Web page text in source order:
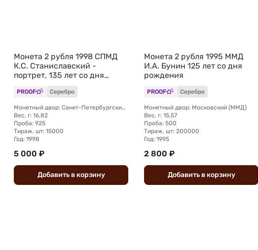
Монета 2 рубля 1998 СПМД
К.С. Станиславский -
портрет, 135 лет со дня
рождения
PROOF Серебро
Монетный двор: Санкт-Петербургский (СПМД)
Вес, г: 16,82
Проба: 925
Тираж, шт: 15000
Год: 1998
5 000 ₽
Добавить вкорзину
Монета 2 рубля 1995 ММД
И.А. Бунин 125 лет со дня
рождения
PROOF Серебро
Монетный двор: Московский (ММД)
Вес, г: 15,57
Проба: 500
Тираж, шт: 200000
Год: 1995
2 800 ₽
Добавить вкорзину